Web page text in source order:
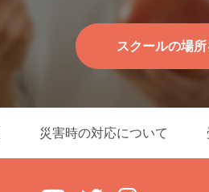
スクールの場
災害時の対応について